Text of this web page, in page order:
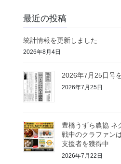
最近の投稿
統計情報を更新しました
2026年8月4日
2026年7月25日号
2026年7月25日
豊橋うずら農協 ネ
戦中のクラファン
支援者を獲得中
2026年7月22日